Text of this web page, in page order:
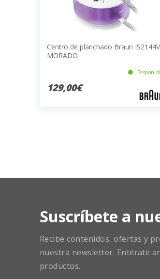
Centro de planchado Braun
MORADO
129,00€
Suscríbete a
Recibe contenidos, ofertas y
nuestra newsletter. Entérate
productos.